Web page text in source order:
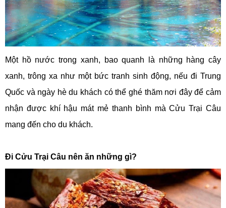
Một hồ nước trong xanh, bao quanh là những hàng cây
xanh, trông xa như một bức tranh sinh động, nếu đi Trung
Quốc và ngày hè du khách có thể ghé thăm nơi đây để cảm
nhận được khí hậu mát mẻ thanh bình mà Cửu Trại Câu
mang đến cho du khách.
Đi Cửu Trại Câu nên ăn những gì?